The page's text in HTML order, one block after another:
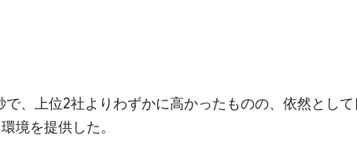
、上位2社よりわずかに高かったものの、依然として
境を提供した。